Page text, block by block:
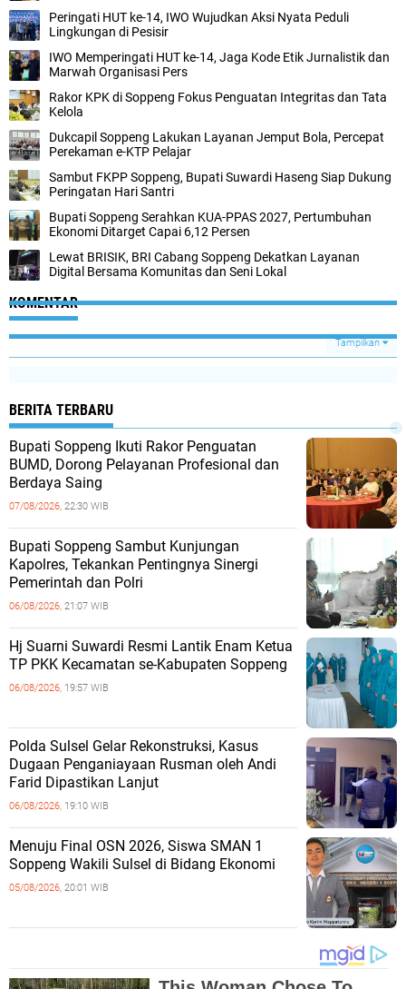
Peringati HUT ke-14, IWO Wujudkan Aksi Nyata Peduli
Lingkungan di Pesisir
IWO Memperingati HUT ke-14, Jaga Kode Etik Jurnalistik dan
Marwah Organisasi Pers
Rakor KPK di Soppeng Fokus Penguatan Integritas dan Tata
Kelola
Dukcapil Soppeng Lakukan Layanan Jemput Bola, Percepat
Perekaman e-KTP Pelajar
Sambut FKPP Soppeng, Bupati Suwardi Haseng Siap Dukung
Peringatan Hari Santri
Bupati Soppeng Serahkan KUA-PPAS 2027, Pertumbuhan
Ekonomi Ditarget Capai 6,12 Persen
Lewat BRISIK, BRI Cabang Soppeng Dekatkan Layanan
Digital Bersama Komunitas dan Seni Lokal
KOMENTAR
Tampilkan
BERITA TERBARU
Bupati Soppeng Ikuti Rakor Penguatan
BUMD, Dorong Pelayanan Profesional dan
Berdaya Saing
07/08/2026, 22:30 WIB
Bupati Soppeng Sambut Kunjungan
Kapolres, Tekankan Pentingnya Sinergi
Pemerintah dan Polri
06/08/2026, 21:07 WIB
Hj Suarni Suwardi Resmi Lantik Enam Ketua
TP PKK Kecamatan se-Kabupaten Soppeng
06/08/2026, 19:57 WIB
Polda Sulsel Gelar Rekonstruksi, Kasus
Dugaan Penganiayaan Rusman oleh Andi
Farid Dipastikan Lanjut
06/08/2026, 19:10 WIB
Menuju Final OSN 2026, Siswa SMAN 1
Soppeng Wakili Sulsel di Bidang Ekonomi
05/08/2026, 20:01 WIB